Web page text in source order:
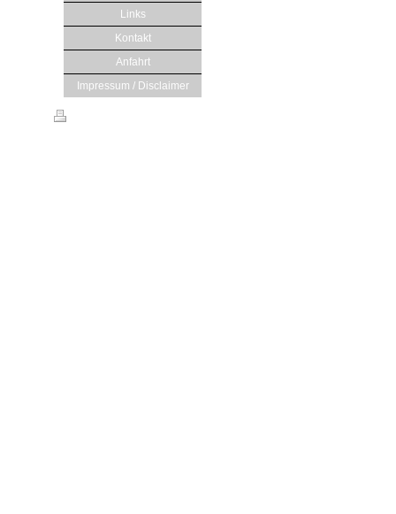
Links
Kontakt
Anfahrt
Impressum / Disclaimer